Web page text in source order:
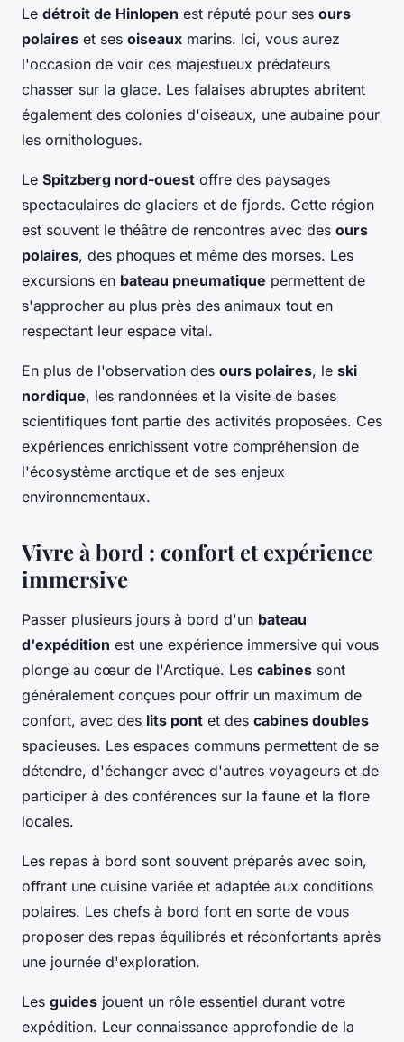
Le détroit de Hinlopen est réputé pour ses ours
polaires et ses oiseaux marins. Ici, vous aurez
l'occasion de voir ces majestueux prédateurs
chasser sur la glace. Les falaises abruptes abritent
également des colonies d'oiseaux, une aubaine pour
les ornithologues.
Le Spitzberg nord-ouest offre des paysages
spectaculaires de glaciers et de fjords. Cette région
est souvent le théâtre de rencontres avec des ours
polaires, des phoques et même des morses. Les
excursions en bateau pneumatique permettent de
s'approcher au plus près des animaux tout en
respectant leur espace vital.
En plus de l'observation des ours polaires, le ski
nordique, les randonnées et la visite de bases
scientifiques font partie des activités proposées. Ces
expériences enrichissent votre compréhension de
l'écosystème arctique et de ses enjeux
environnementaux.
Vivre à bord : confort et expérience
immersive
Passer plusieurs jours à bord d'un bateau
d'expédition est une expérience immersive qui vous
plonge au cœur de l'Arctique. Les cabines sont
généralement conçues pour offrir un maximum de
confort, avec des lits pont et des cabines doubles
spacieuses. Les espaces communs permettent de se
détendre, d'échanger avec d'autres voyageurs et de
participer à des conférences sur la faune et la flore
locales.
Les repas à bord sont souvent préparés avec soin,
offrant une cuisine variée et adaptée aux conditions
polaires. Les chefs à bord font en sorte de vous
proposer des repas équilibrés et réconfortants après
une journée d'exploration.
Les guides jouent un rôle essentiel durant votre
expédition. Leur connaissance approfondie de la